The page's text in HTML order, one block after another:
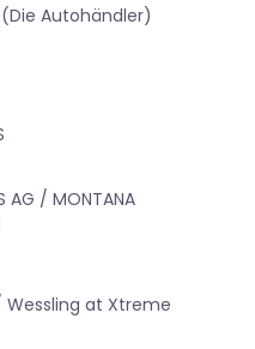
Autohändler)
AG / MONTANA
Wessling at Xtreme